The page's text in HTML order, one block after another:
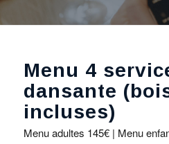
Menu 4
dansante
incluses)
Menu adultes 145€ | Menu